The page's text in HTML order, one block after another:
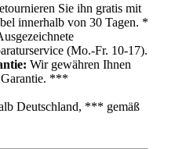
Sie ihn gratis mit
innerhalb von 30 Tagen. *
(Mo.-Fr. 10-17).
Wir gewähren Ihnen
Garantie. ***
Deutschland, *** gemäß